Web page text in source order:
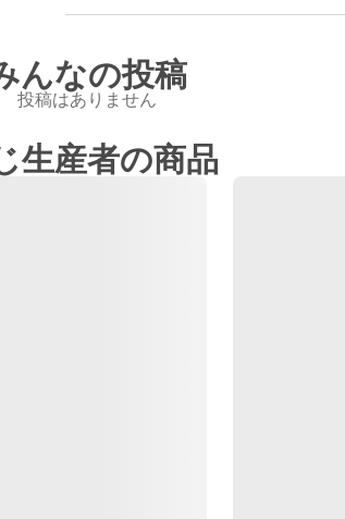
んなの投稿
投稿はありません
生産者の商品